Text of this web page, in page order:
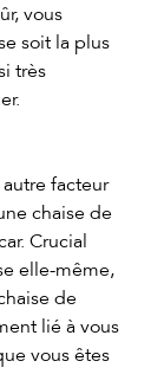
vous
soit la plus
très
facteur
chaise de
Crucial
elle-même,
de
lié à vous
vous êtes